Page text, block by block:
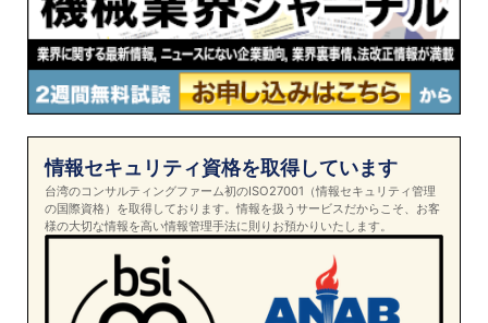
情報セキュリティ資格を取得しています
台湾のコンサルティングファーム初のISO27001（情報セキュリティ管理
の国際資格）を取得しております。情報を扱うサービスだからこそ、お客
様の大切な情報を高い情報管理手法に則りお預かりいたします。